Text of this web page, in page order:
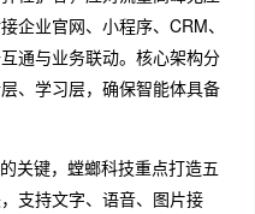
企业官网、小程序、CRM、
通与业务联动。核心架构分
、学习层，确保智能体具备
关键，螳螂科技重点打造五
支持文字、语音、图片接